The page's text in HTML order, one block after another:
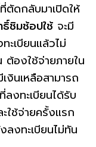
ลับมาเปิดให้
ชิมช้อปใช้ จะมี
เบียนแล้วไม่
องใช้จ่ายภายใน
งินเหลือสามารถ
งทะเบียนได้รับ
ใช้จ่ายครั้งแรก
งทะเบียนไม่ทัน